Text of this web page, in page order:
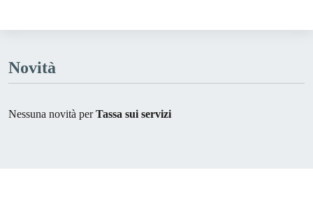
Novità
Nessuna novità perTassa sui servizi